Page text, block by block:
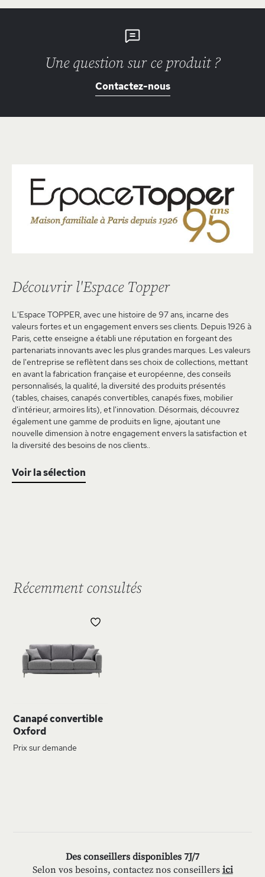
Une question sur ce produit ?
Contactez-nous
Découvrir l'Espace Topper
L'Espace TOPPER, avec une histoire de 97 ans, incarne des
valeurs fortes et un engagement envers ses clients. Depuis 1926 à
Paris, cette enseigne a établi une réputation en forgeant des
partenariats innovants avec les plus grandes marques. Les valeurs
de l'entreprise se reflètent dans ses choix de collections, mettant
en avant la fabrication française et européenne, des conseils
personnalisés, la qualité, la diversité des produits présentés
(tables, chaises, canapés convertibles, canapés fixes, mobilier
d'intérieur, armoires lits), et l'innovation. Désormais, découvrez
également une gamme de produits en ligne, ajoutant une
nouvelle dimension à notre engagement envers la satisfaction et
la diversité des besoins de nos clients..
Voir la sélection
Récemment consultés
Canapé convertible
Oxford
Prix sur demande
Des conseillers disponibles 7J/7
Selon vos besoins, contactez nos conseillers ici